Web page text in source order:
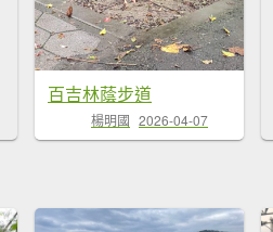
百吉林蔭步道
楊明國 2026-04-07